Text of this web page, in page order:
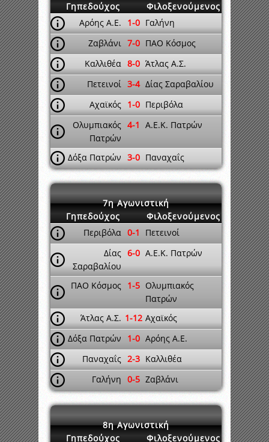
Γηπεδούχος
Φιλοξενούμενος
Αρόης Α.Ε.
1-0 Γαλήνη
Ζαβλάνι 7-0 ΠΑΟ Κόσμος
Καλλιθέα 8-0 Άτλας Α.Σ.
Πετεινοί 3-4 Δίας Σαραβαλίου
Αχαϊκός 1-0 Περιβόλα
Ολυμπιακός
Πατρών
4-1 Α.Ε.Κ. Πατρών
Δόξα Πατρών 3-0 Παναχαΐς
7η Αγωνιστική
Γηπεδούχος
Φιλοξενούμενος
Περιβόλα 0-1
Πετεινοί
Δίας
Σαραβαλίου
6-0 Α.Ε.Κ. Πατρών
ΠΑΟ Κόσμος 1-5 Ολυμπιακός
Πατρών
Άτλας Α.Σ. 1-12 Αχαϊκός
Δόξα Πατρών
1-0 Αρόης Α.Ε.
Παναχαΐς 2-3 Καλλιθέα
Γαλήνη 0-5 Ζαβλάνι
8η Αγωνιστική
Γηπεδούχος
Φιλοξενούμενος